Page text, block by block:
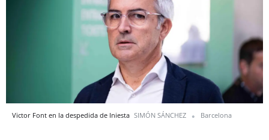
Victor Font en la despedida de Iniesta SIMÓN SÁNCHEZ Barcelona